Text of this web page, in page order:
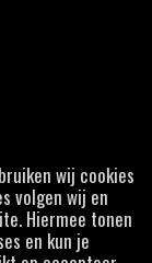
wij cookies
volgen wij en
Hiermee tonen
en kun je